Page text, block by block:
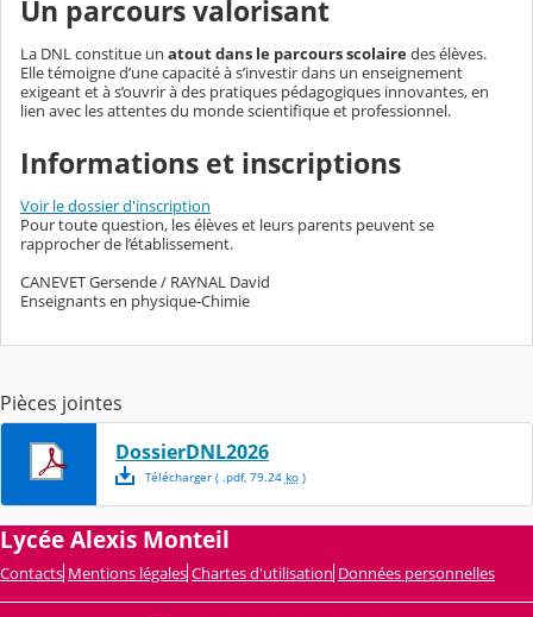
Un parcours valorisant
La DNL constitue un atout dans le parcours scolairedes élèves.
Elle témoigne d’une capacité à s’investir dans un enseignement
exigeant et à s’ouvrir à des pratiques pédagogiques innovantes, en
lien avec les attentes du monde scientifique et professionnel.
Informations et inscriptions
Voir le dossier d'inscription
Pour toute question, les élèves et leurs parents peuvent se
rapprocher de l’établissement.
CANEVET Gersende / RAYNAL David
Enseignants en physique-Chimie
Pièces jointes
DossierDNL2026
Télécharger( .pdf, 79.24 ko)
Lycée Alexis Monteil
Contacts Mentions légales Chartes d'utilisation Données personnelles